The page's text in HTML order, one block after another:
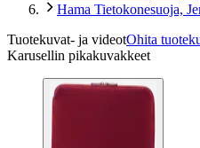
Hama Tietokonesuoja,
Tuotekuvat- ja videotOhita
Karusellin pikakuvakkeet